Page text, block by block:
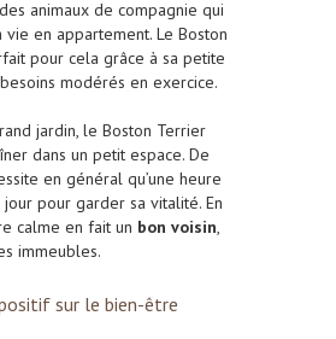
animaux de compagnie qui
vie en appartement. Le Boston
pour cela grâce à sa petite
modérés en exercice.
jardin, le Boston Terrier
dans un petit espace. De
en général qu’une heure
jour pour garder sa vitalité. En
calme en fait un bon voisin,
immeubles.
sur le bien-être